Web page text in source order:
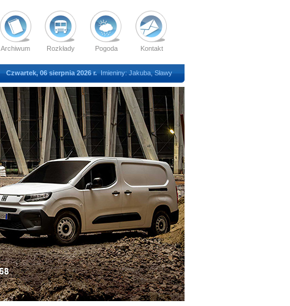
Archiwum Rozkłady Pogoda Kontakt
Czwartek, 06 sierpnia 2026 r. Imieniny: Jakuba, Sławy